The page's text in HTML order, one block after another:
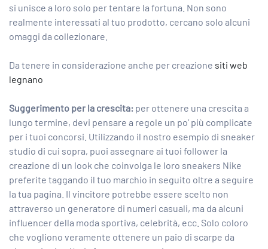
si unisce a loro solo per tentare la fortuna. Non sono
realmente interessati al tuo prodotto, cercano solo alcuni
omaggi da collezionare.
Da tenere in considerazione anche per creazione siti web
legnano
Suggerimento per la crescita: per ottenere una crescita a
lungo termine, devi pensare a regole un po’ più complicate
per i tuoi concorsi. Utilizzando il nostro esempio di sneaker
studio di cui sopra, puoi assegnare ai tuoi follower la
creazione di un look che coinvolga le loro sneakers Nike
preferite taggando il tuo marchio in seguito oltre a seguire
la tua pagina. Il vincitore potrebbe essere scelto non
attraverso un generatore di numeri casuali, ma da alcuni
influencer della moda sportiva, celebrità, ecc. Solo coloro
che vogliono veramente ottenere un paio di scarpe da